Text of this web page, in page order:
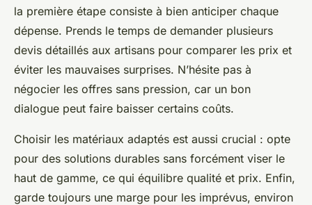
la première étape consiste à bien anticiper chaque
dépense. Prends le temps de demander plusieurs
devis détaillés aux artisans pour comparer les prix et
éviter les mauvaises surprises. N’hésite pas à
négocier les offres sans pression, car un bon
dialogue peut faire baisser certains coûts.
Choisir les matériaux adaptés est aussi crucial : opte
pour des solutions durables sans forcément viser le
haut de gamme, ce qui équilibre qualité et prix. Enfin,
garde toujours une marge pour les imprévus, environ